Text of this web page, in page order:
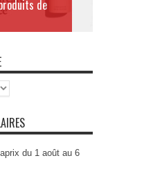
de
du 1 août au 6